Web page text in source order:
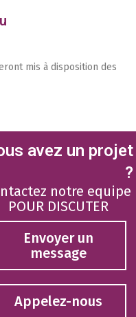
mis à disposition des
avez un projet
?
notre equipe
POUR DISCUTER
Envoyer un
message
Appelez-nous